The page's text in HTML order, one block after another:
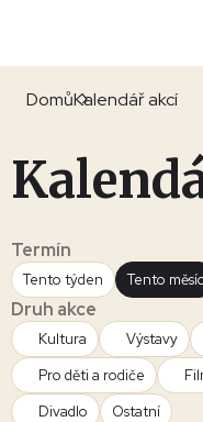
DomůKalendář akcí
Termín
Tento týden Tento měsíc
Druh akce
Kultura Výstavy
Pro děti a rodiče
Divadlo
Ostatní